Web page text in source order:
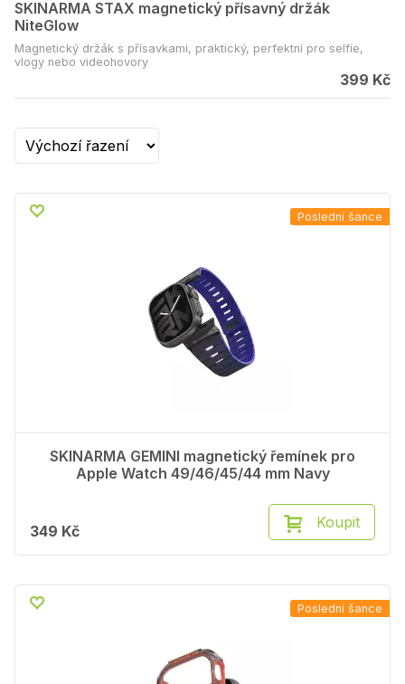
SKINARMA STAX magnetický přísavný držák
NiteGlow
Magnetický držák s přísavkami, praktický, perfektní pro selfie,
vlogy nebo videohovory
399 Kč
SKINARMA GEMINI magnetický řemínek pro
Apple Watch 49/46/45/44 mm Navy
349 Kč Koupit
Poslední šance
Poslední šance